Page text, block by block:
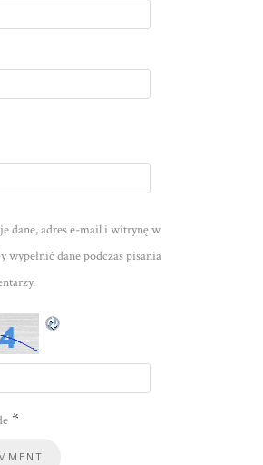
dane, adres e-mail i witrynę w
wypełnić dane podczas pisania
*